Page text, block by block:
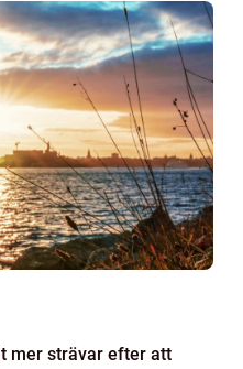
mer strävar efter att